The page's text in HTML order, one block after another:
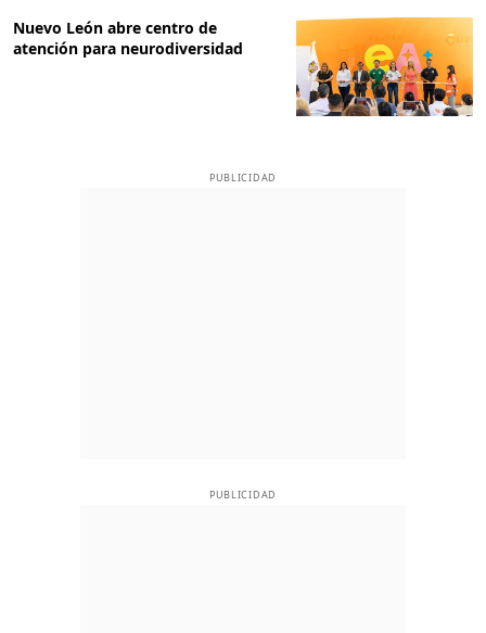
Nuevo León abre centro de
atención para neurodiversidad
PUBLICIDAD
PUBLICIDAD